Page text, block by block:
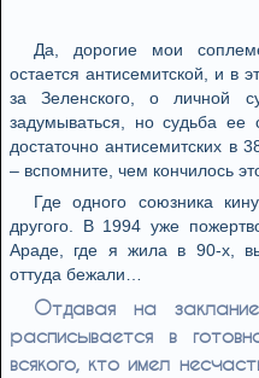
Да, дорогие мои
остается антисемитской, и в
за Зеленского, о личной
задумываться, но судьба ее
достаточно антисемитских в
– вспомните, чем кончилось
Где одного союзника
другого. В 1994 уже
Араде, где я жила в 90-х,
оттуда бежали…
Отдавая на
расписывается в
всякого, кто имел